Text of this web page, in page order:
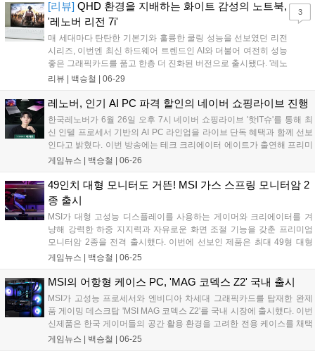
[리뷰] QHD 환경을 지배하는 화이트 감성의 노트북,
'레노버 리전 7i'
매 세대마다 탄탄한 기본기와 훌륭한 쿨링 성능을 선보였던 리전
시리즈, 이번엔 최신 하드웨어 트렌드인 AI와 더불어 여전히 성능
좋은 그래픽카드를 품고 한층 더 진화된 버전으로 출시됐다. '레노
버 리전 7i'는 인텔의 최신 코어 울트라 프로세서와 엔비디아 지포
륭한 사양도 돋보이지만, 게이밍 노트북에서 선택지가 좁은 편인
흰색 제품인 점도 매력적인 부분이다....
리뷰 | 백승철 06-29
3
레노버, 인기 AI PC 파격 할인의 네이버 쇼핑라이브 진행
한국레노버가 6월 26일 오후 7시 네이버 쇼핑라이브 '핫IT슈'를 통해 최
신 인텔 프로세서 기반의 AI PC 라인업을 라이브 단독 혜택과 함께 선보
인다고 밝혔다. 이번 방송에는 테크 크리에이터 에이트가 출연해 프리미
엄 AI 노트북 '요가 슬림 7i 울트라 아우라 에디션'을 비롯한 신제품들을
게임뉴스 | 백승철 06-26
49인치 대형 모니터도 거뜬! MSI 가스 스프링 모니터암 2
종 출시
MSI가 대형 고성능 디스플레이를 사용하는 게이머와 크리에이터를 겨
냥해 강력한 하중 지지력과 자유로운 화면 조절 기능을 갖춘 프리미엄
모니터암 2종을 전격 출시했다. 이번에 선보인 제품은 최대 49형 대형
모니터를 안정적으로 받쳐주는 싱글 모델 'MSI MPG MT201RG'와 멀티
모두 강력한 가스 스프링 구조를 채택하여 장시간 게임 플레이나 작업
시 유저가 원하는 최적의 시각적 몰입감을 제공하도록 설계된 것이 특징
이다....
게임뉴스 | 백승철 06-25
MSI의 어항형 케이스 PC, 'MAG 코덱스 Z2' 국내 출시
MSI가 고성능 프로세서와 엔비디아 차세대 그래픽카드를 탑재한 완제
품 게이밍 데스크탑 'MSI MAG 코덱스 Z2'를 국내 시장에 출시했다. 이번
신제품은 한국 게이머들의 공간 활용 환경을 고려한 전용 케이스를 채택
하고 온디바이스 AI 처리 능력을 강화한 것이 특징이다. 프리랜서 크리에
게임뉴스 | 백승철 06-25